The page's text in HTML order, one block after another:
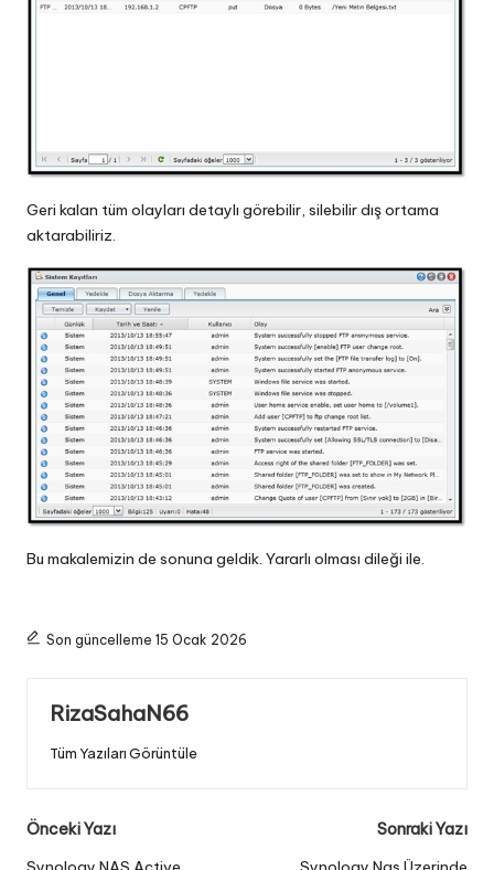
Geri kalan tüm olayları detaylı görebilir, silebilir dış ortama
aktarabiliriz.
Bu makalemizin de sonuna geldik. Yararlı olması dileği ile.
Son güncelleme 15 Ocak 2026
RizaSahaN66
Tüm Yazıları Görüntüle
Post
Önceki Yazı
Sonraki Yazı